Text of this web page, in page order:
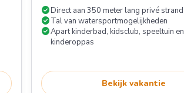
check_circleDirect aan 350 meter lang privé strand
check_circleTal van watersportmogelijkheden
check_circleApart kinderbad, kidsclub, speeltuin en
kinderoppas
Bekijk vakantie